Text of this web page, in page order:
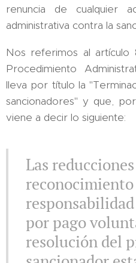
renuncia de cualquier
administrativa contra la
Nos referimos al
Procedimiento
lleva por título la
sancionadores" y que,
viene a decir lo siguiente:
Las
por pago
resolución del